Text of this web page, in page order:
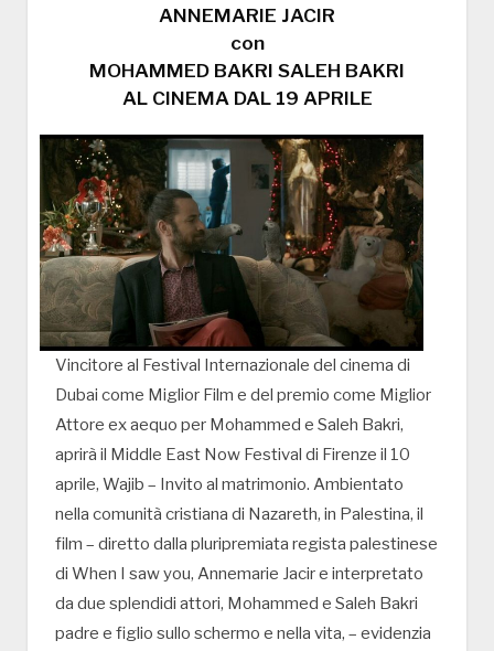
ANNEMARIE JACIR
con
MOHAMMED BAKRI SALEH BAKRI
AL CINEMA DAL 19 APRILE
Vincitore al Festival Internazionale del cinema di
Dubai come Miglior Film e del premio come Miglior
Attore ex aequo per Mohammed e Saleh Bakri,
aprirà il Middle East Now Festival di Firenze il 10
aprile, Wajib – Invito al matrimonio. Ambientato
nella comunità cristiana di Nazareth, in Palestina, il
film – diretto dalla pluripremiata regista palestinese
di When I saw you, Annemarie Jacir e interpretato
da due splendidi attori, Mohammed e Saleh Bakri
padre e figlio sullo schermo e nella vita, – evidenzia